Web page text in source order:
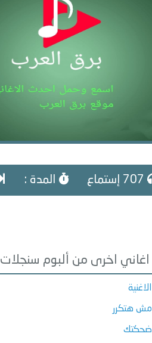
المدة :
اغاني اخرى من ألبوم سنجلات
الاغنية
مش هتكرر
ضحكتك